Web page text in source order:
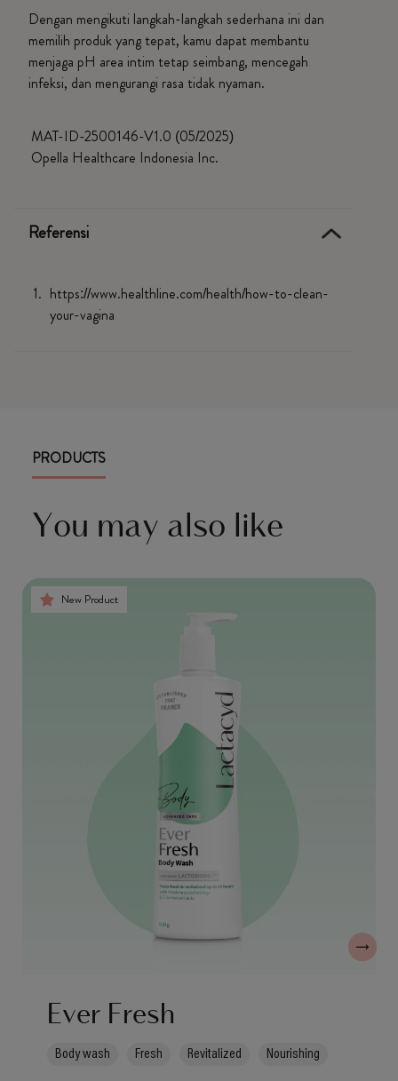
Dengan mengikuti langkah-langkah sederhana ini dan
memilih produk yang tepat, kamu dapat membantu
menjaga pH area intim tetap seimbang, mencegah
infeksi, dan mengurangi rasa tidak nyaman.
MAT-ID-2500146-V1.0 (05/2025)
Opella Healthcare Indonesia Inc.
Referensi
https://www.healthline.com/health/how-to-clean-
your-vagina
PRODUCTS
You may also like
New Product
Ever Fresh
Body wash Fresh Revitalized Nourishing